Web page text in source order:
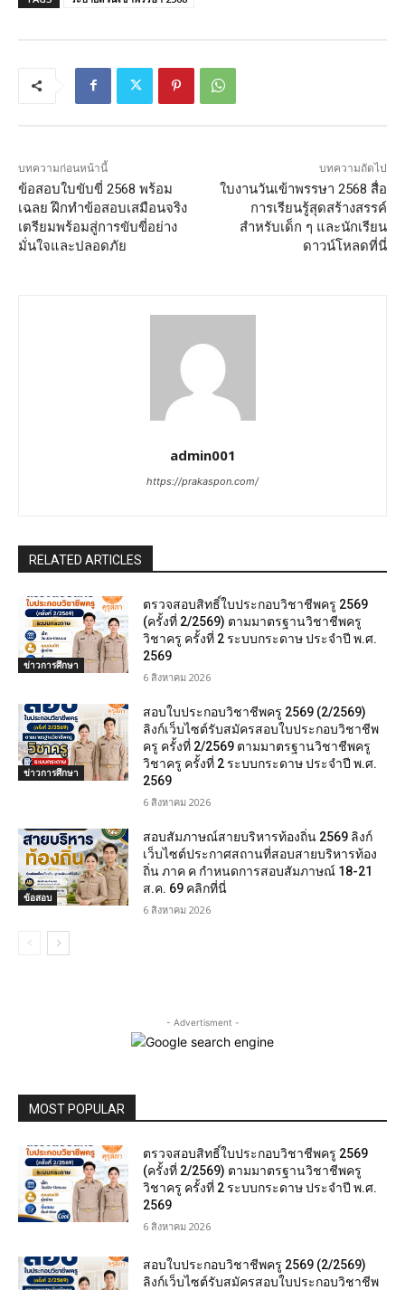
บทความก่อนหน้านี้
ข้อสอบใบขับขี่ 2568 พร้อม
เฉลย ฝึกทำข้อสอบเสมือนจริง
เตรียมพร้อมสู่การขับขี่อย่าง
มั่นใจและปลอดภัย
บทความถัดไป
ใบงานวันเข้าพรรษา 2568 สื่อ
การเรียนรู้สุดสร้างสรรค์
สำหรับเด็ก ๆ และนักเรียน
ดาวน์โหลดที่นี่
admin001
https://prakaspon.com/
RELATED ARTICLES
ข่าวการศึกษา
ตรวจสอบสิทธิ์ใบประกอบวิชาชีพครู 2569
(ครั้งที่ 2/2569) ตามมาตรฐานวิชาชีพครู
วิชาครู ครั้งที่ 2 ระบบกระดาษ ประจำปี พ.ศ.
2569
6 สิงหาคม 2026
ข่าวการศึกษา
สอบใบประกอบวิชาชีพครู 2569 (2/2569)
ลิงก์เว็บไซต์รับสมัครสอบใบประกอบวิชาชีพ
ครู ครั้งที่ 2/2569 ตามมาตรฐานวิชาชีพครู
วิชาครู ครั้งที่ 2 ระบบกระดาษ ประจำปี พ.ศ.
2569
6 สิงหาคม 2026
ข้อสอบ
สอบสัมภาษณ์สายบริหารท้องถิ่น 2569 ลิงก์
เว็บไซต์ประกาศสถานที่สอบสายบริหารท้อง
ถิ่น ภาค ค กำหนดการสอบสัมภาษณ์ 18-21
ส.ค. 69 คลิกที่นี่
6 สิงหาคม 2026
- Advertisment -
MOST POPULAR
ตรวจสอบสิทธิ์ใบประกอบวิชาชีพครู 2569
(ครั้งที่ 2/2569) ตามมาตรฐานวิชาชีพครู
วิชาครู ครั้งที่ 2 ระบบกระดาษ ประจำปี พ.ศ.
2569
6 สิงหาคม 2026
สอบใบประกอบวิชาชีพครู 2569 (2/2569)
ลิงก์เว็บไซต์รับสมัครสอบใบประกอบวิชาชีพ